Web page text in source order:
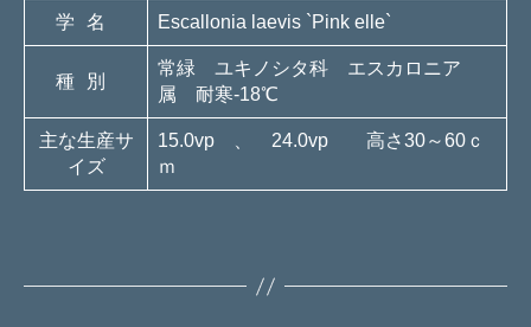
学名 Escallonia laevis `Pink elle`
種別
常緑 ユキノシタ科 エスカロニア
属 耐寒-18℃
主な生産サ
イズ
15.0vp 、 24.0vp 高さ30～60ｃ
ｍ